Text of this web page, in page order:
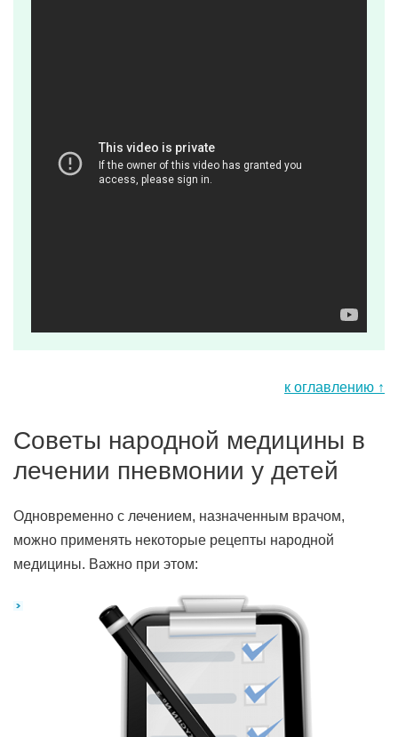
к оглавлению ↑
Советы народной медицины в
лечении пневмонии у детей
Одновременно с лечением, назначенным врачом,
можно применять некоторые рецепты народной
медицины. Важно при этом: